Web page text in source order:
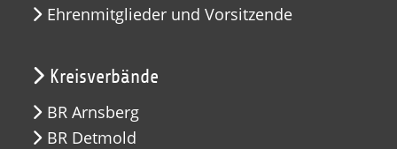
Ehrenmitglieder und Vorsitzende
Kreisverbände
BR Arnsberg
BR Detmold